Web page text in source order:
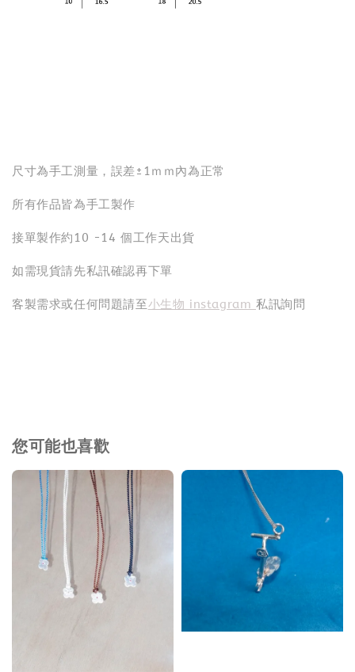
尺寸為手工測量，誤差±1ｍｍ內為正常
所有作品皆為手工製作
接單製作約10 -14 個工作天出貨
如需現貨請先私訊確認再下單
客製需求或任何問題請至小生物 instagram私訊詢問
您可能也喜歡